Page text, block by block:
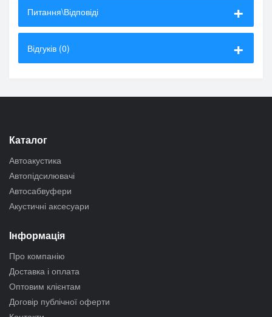
Питання\Відповіді
Відгуків (0)
Каталог
Автоакустика
Автопідсилювачі
Автосабвуфери
Акустичні аксесуари
Інформація
Про компанію
Доставка і оплата
Оптовим клієнтам
Договір публічної оферти